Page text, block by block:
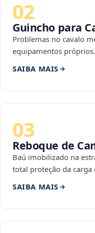
02
Guincho para
Problemas no cavalo
equipamentos próprios.
SAIBA MAIS
03
Reboque de
Baú imobilizado na
total proteção da carga
SAIBA MAIS